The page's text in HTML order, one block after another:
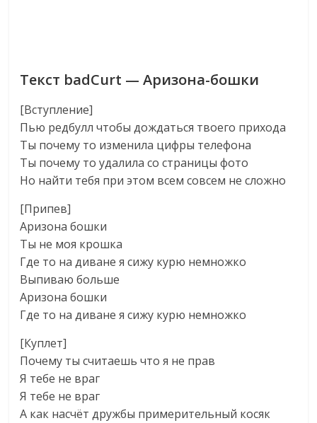
Текст badCurt — Аризона-бошки
[Вступление]
Пью редбулл чтобы дождаться твоего прихода
Ты почему то изменила цифры телефона
Ты почему то удалила со страницы фото
Но найти тебя при этом всем совсем не сложно
[Припев]
Аризона бошки
Ты не моя крошка
Где то на диване я сижу курю немножко
Выпиваю больше
Аризона бошки
Где то на диване я сижу курю немножко
[Куплет]
Почему ты считаешь что я не прав
Я тебе не враг
Я тебе не враг
А как насчёт дружбы примерительный косяк